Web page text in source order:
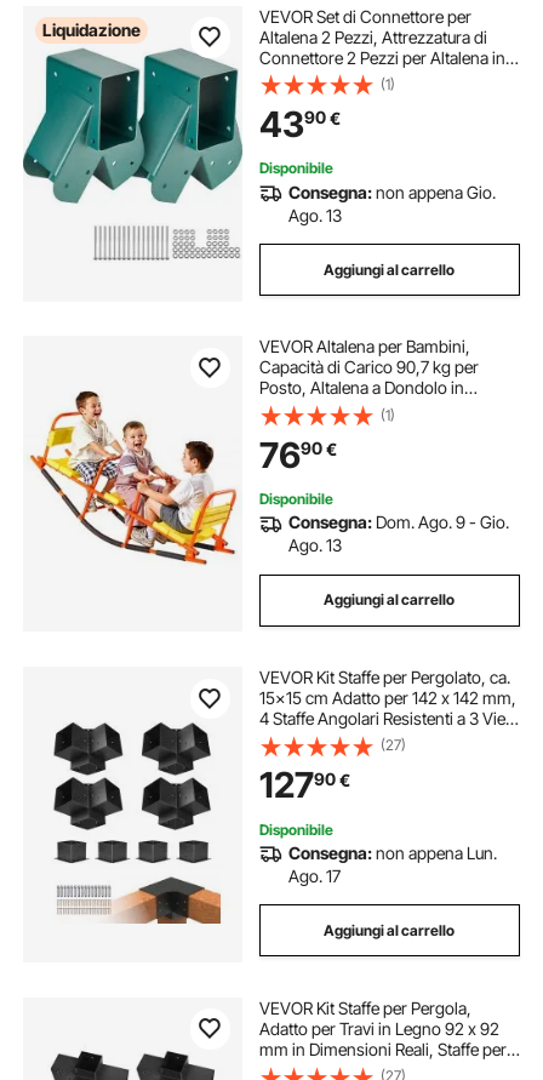
Liquidazione
VEVOR Set di Connettore per
Altalena 2 Pezzi, Attrezzatura di
Connettore 2 Pezzi per Altalena in
Acciaio al Carbonio Supporto
Medio per Trave in Legno Palo
Accessori di Montaggio 10,2 x 10,2
cm, Verde
(1)
4390€
Disponibile
Consegna:non appena Gio.
Ago. 13
Aggiungi al carrello
VEVOR Altalena per Bambini,
Capacità di Carico 90,7 kg per
Posto, Altalena a Dondolo in
Metallo con Maniglie, Attrezzatura
da Gioco per Esterni per Prato,
Cortile, Parco Giochi, 3 Posti
(1)
7690€
Disponibile
Consegna: Dom. Ago. 9 - Gio.
Ago. 13
Aggiungi al carrello
VEVOR Kit Staffe per Pergolato, ca.
15x15 cm Adatto per 142 x 142 mm,
4 Staffe Angolari Resistenti a 3 Vie,
Kit Base per Pali in Legno, Travi in
Legno di Facile Installazione per
Gazebo, Baita
(27)
12790€
Disponibile
Consegna:non appena Lun.
Ago. 17
Aggiungi al carrello
VEVOR Kit Staffe per Pergola,
Adatto per Travi in Legno 92 x 92
mm in Dimensioni Reali, Staffe per
Gazebo a 3 Vie, 4 Pezzi e 4 Vie, 2
(27)